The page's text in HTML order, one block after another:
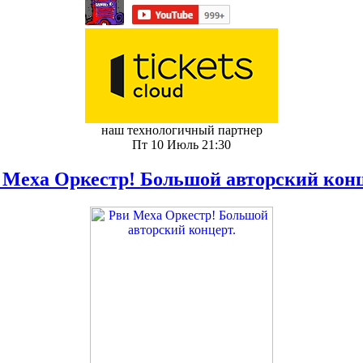
наш технологичный партнер
Пт 10 Июль 21:30
Оркестр! Большой авторский